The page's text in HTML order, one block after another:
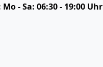
Mo - Sa: 06:30 - 19:00 Uhr